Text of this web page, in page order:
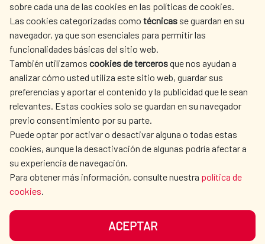
sobre cada una de las cookies en las políticas de cookies.
Las cookies categorizadas como técnicas se guardan en su
navegador, ya que son esenciales para permitir las
funcionalidades básicas del sitio web.
También utilizamos cookies de tercerosque nos ayudan a
analizar cómo usted utiliza este sitio web, guardar sus
preferencias y aportar el contenido y la publicidad que le sean
relevantes. Estas cookies solo se guardan en su navegador
previo consentimiento por su parte.
Puede optar por activar o desactivar alguna o todas estas
cookies, aunque la desactivación de algunas podría afectar a
su experiencia de navegación.
Para obtener más información, consulte nuestra política de
cookies.
ACEPTAR
AECID
WHERE DO WE COOPERATE?
SPANISH HUMANITARIAN
ACTION
PRESS ROOM
CULTURE AND SCIENCE LIBRARY
OUR SOCIAL MEDIA
DATA PROTECTION